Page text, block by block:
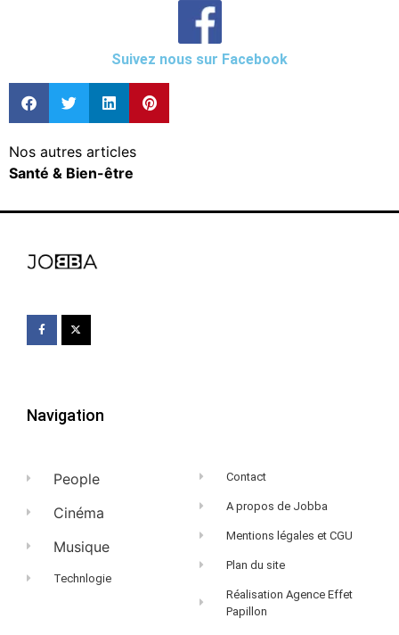
Suivez nous sur Facebook
Nos autres articles
Santé & Bien-être
Navigation
People
Cinéma
Musique
Technlogie
Contact
A propos de Jobba
Mentions légales et CGU
Plan du site
Réalisation Agence Effet
Papillon